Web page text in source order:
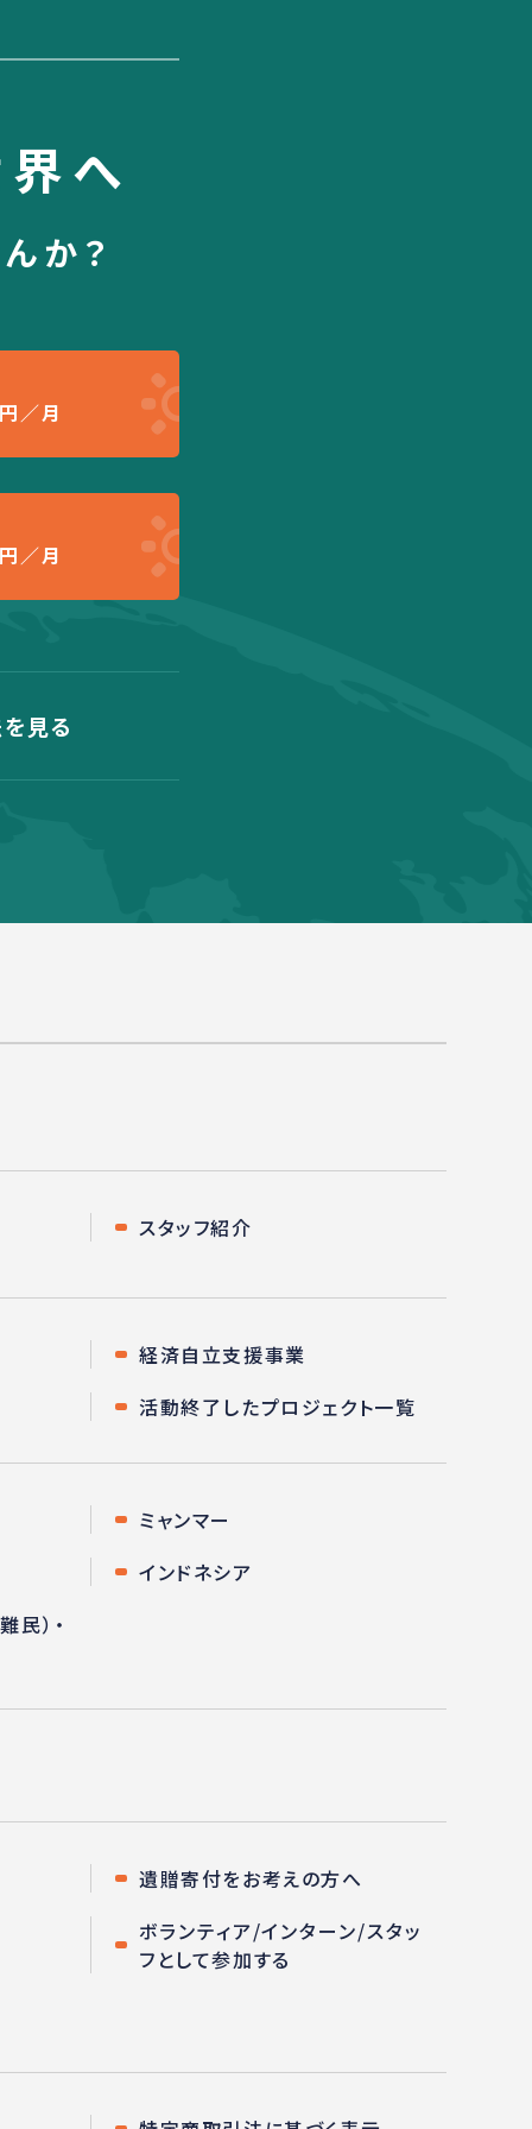
へ
か？
円／月
円／月
見る
スタッフ紹介
経済自立支援事業
活動終了したプロジェクト一覧
ミャンマー
インドネシア
民）・
遺贈寄付をお考えの方へ
ボランティア/インターン/スタッ
フとして参加する